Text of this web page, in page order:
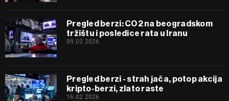
Pregled berzi: CO2 na beogradskom
tržištu i posledice rata u Iranu
09.03.2026
Pregled berzi - strah jača, potop akcija
kripto-berzi, zlato raste
16.02.2026